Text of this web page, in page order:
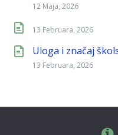
12 Maja, 2026
13 Februara, 2026
Uloga i značaj
13 Februara, 2026